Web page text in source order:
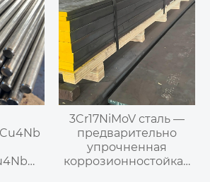
3Cr17NiMoV сталь —
предварительно
упрочненная
коррозионностойкая